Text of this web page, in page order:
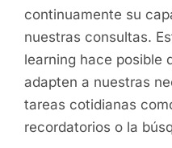
continuamente su
nuestras consultas.
learning hace posible
adapten a nuestras
tareas cotidianas
recordatorios o la